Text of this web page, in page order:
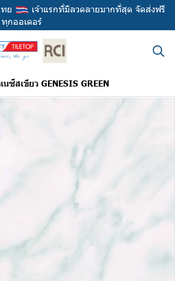
ย
เจ้าแรกที่มีลวดลายมากที่สุด จัดส่งฟรี
ทุกออเดอร์
เนซีสเขียว GENESIS GREEN